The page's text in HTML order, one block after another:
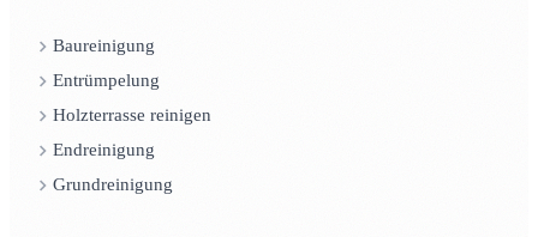
Baureinigung
Entrümpelung
Holzterrasse reinigen
Endreinigung
Grundreinigung